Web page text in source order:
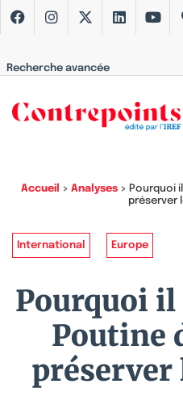
Recherche avancée
Accueil > Analyses > Pourquoi
préserver
International Europe
Pourquoi
Poutine
préserver